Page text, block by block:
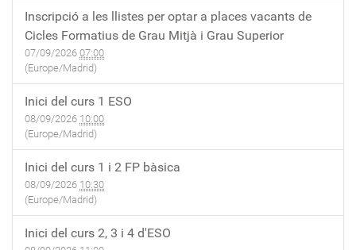
Inscripció a les llistes per optar a places vacants de
Cicles Formatius de Grau Mitjà i Grau Superior
07/09/2026 07:00
(Europe/Madrid)
Inici del curs 1 ESO
08/09/2026 10:00
(Europe/Madrid)
Inici del curs 1 i 2 FP bàsica
08/09/2026 10:30
(Europe/Madrid)
Inici del curs 2, 3 i 4 d'ESO